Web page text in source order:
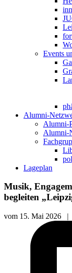
Events
Alumni-
Alumni-
Alumni-
Lageplan
Musik,
begleiten
vom 15. Mai 2026 |